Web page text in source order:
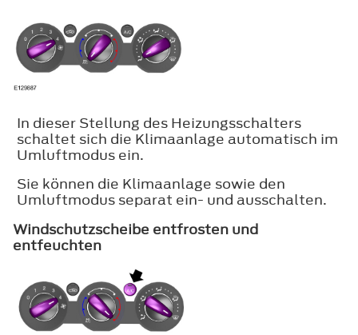
In dieser Stellung des Heizungsschalters
schaltet sich die Klimaanlage automatisch im
Umluftmodus ein.
Sie können die Klimaanlage sowie den
Umluftmodus separat ein- und ausschalten.
Windschutzscheibe entfrosten und
entfeuchten